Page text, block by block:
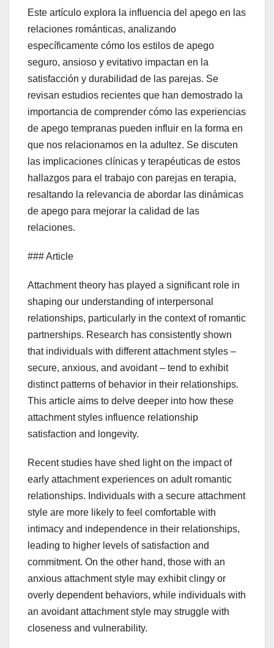
Este artículo explora la influencia del apego en las
relaciones románticas, analizando
específicamente cómo los estilos de apego
seguro, ansioso y evitativo impactan en la
satisfacción y durabilidad de las parejas. Se
revisan estudios recientes que han demostrado la
importancia de comprender cómo las experiencias
de apego tempranas pueden influir en la forma en
que nos relacionamos en la adultez. Se discuten
las implicaciones clínicas y terapéuticas de estos
hallazgos para el trabajo con parejas en terapia,
resaltando la relevancia de abordar las dinámicas
de apego para mejorar la calidad de las
relaciones.
### Article
Attachment theory has played a significant role in
shaping our understanding of interpersonal
relationships, particularly in the context of romantic
partnerships. Research has consistently shown
that individuals with different attachment styles –
secure, anxious, and avoidant – tend to exhibit
distinct patterns of behavior in their relationships.
This article aims to delve deeper into how these
attachment styles influence relationship
satisfaction and longevity.
Recent studies have shed light on the impact of
early attachment experiences on adult romantic
relationships. Individuals with a secure attachment
style are more likely to feel comfortable with
intimacy and independence in their relationships,
leading to higher levels of satisfaction and
commitment. On the other hand, those with an
anxious attachment style may exhibit clingy or
overly dependent behaviors, while individuals with
an avoidant attachment style may struggle with
closeness and vulnerability.